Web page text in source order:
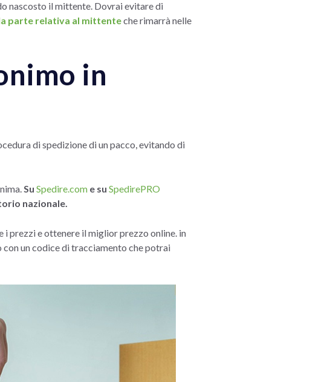
nascosto il mittente. Dovrai evitare di
parte relativa al mittenteche rimarrà nelle
in
di spedizione di un pacco, evitando di
Su Spedire.com e su SpedirePRO
nazionale.
prezzi e ottenere il miglior prezzo online. in
un codice di tracciamento che potrai